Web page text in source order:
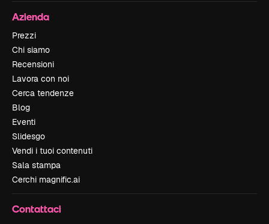
Azienda
Prezzi
Chi siamo
Recensioni
Lavora con noi
Cerca tendenze
Blog
Eventi
Slidesgo
Vendi i tuoi contenuti
Sala stampa
Cerchi magnific.ai
Contattaci